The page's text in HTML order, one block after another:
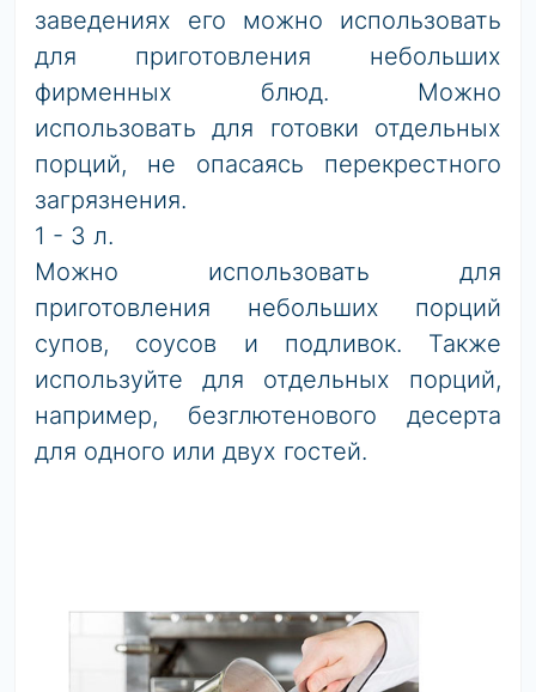
заведениях его можно использовать
для приготовления небольших
фирменных блюд. Можно
использовать для готовки отдельных
порций, не опасаясь перекрестного
загрязнения.
1 - 3 л.
Можно использовать для
приготовления небольших порций
супов, соусов и подливок. Также
используйте для отдельных порций,
например, безглютенового десерта
для одного или двух гостей.